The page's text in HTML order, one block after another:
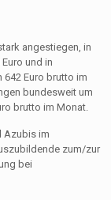
angestiegen, in
und in
Euro brutto im
bundesweit um
brutto im Monat.
Azubis im
zum/zur
bei